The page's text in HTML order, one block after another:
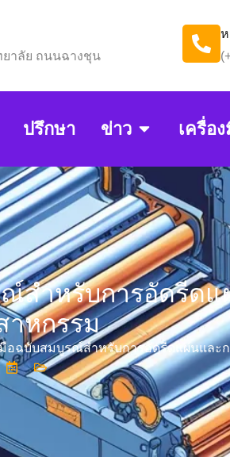
าลัย ถนนฉางชุน
ปรึกษา ข่าว เครื่อ
สำหรับการอัดรีดแ
าหกรรม
อฉบับสมบูรณ์สำหรับการอัดรีดแผ่นและ